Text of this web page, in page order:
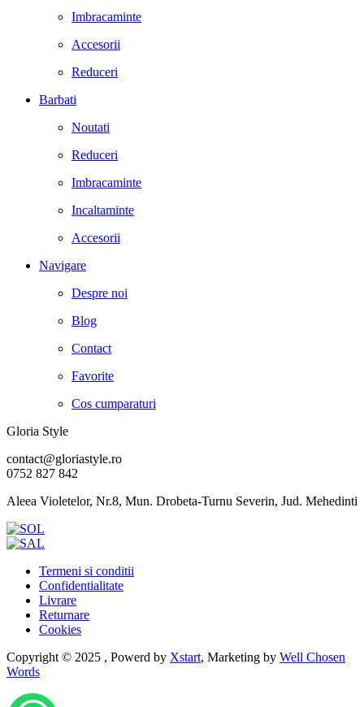
Imbracaminte
Accesorii
Reduceri
Barbati
Noutati
Reduceri
Imbracaminte
Incaltaminte
Accesorii
Navigare
Despre noi
Blog
Contact
Favorite
Cos cumparaturi
Gloria Style
contact@gloriastyle.ro
0752 827 842
Aleea Violetelor, Nr.8, Mun. Drobeta-Turnu Severin, Jud. Mehedinti
Termeni si conditii
Confidentialitate
Livrare
Returnare
Cookies
Copyright © 2025 , Powerd by Xstart, Marketing by Well Chosen
Words